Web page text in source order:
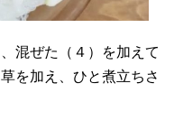
混ぜた（４）を加えて
を加え、ひと煮立ちさ